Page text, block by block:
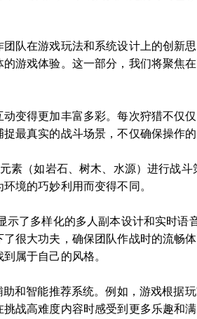
队在游戏玩法和系统设计上的创新
游戏体验。这一部分，我们将聚焦
变得更加丰富多彩。每次狩猎不仅
最真实的战斗场景，不仅确保操作
素（如岩石、树木、水源）进行战
境的巧妙利用而变得不同。
了多样化的多人副本设计和实时语
很大功夫，确保团队作战时的流畅
属于自己的风格。
和智能推荐系统。例如，游戏根据
战高难度内容时感受到更多乐趣和满